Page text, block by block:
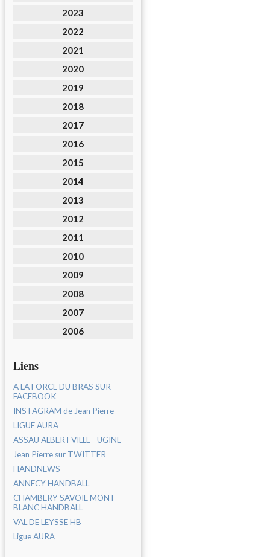
2023
2022
2021
2020
2019
2018
2017
2016
2015
2014
2013
2012
2011
2010
2009
2008
2007
2006
Liens
A LA FORCE DU BRAS SUR
FACEBOOK
INSTAGRAM de Jean Pierre
LIGUE AURA
ASSAU ALBERTVILLE - UGINE
Jean Pierre sur TWITTER
HANDNEWS
ANNECY HANDBALL
CHAMBERY SAVOIE MONT-
BLANC HANDBALL
VAL DE LEYSSE HB
Ligue AURA